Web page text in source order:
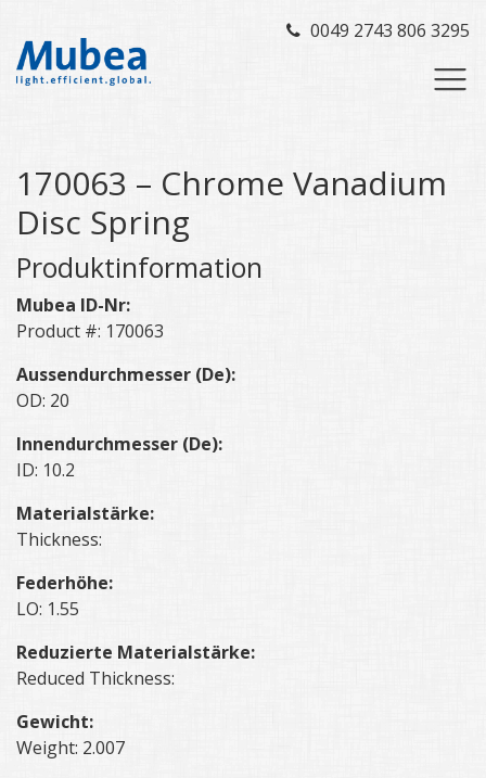
0049 2743 806 3295
170063 – Chrome Vanadium
Disc Spring
Produktinformation
Mubea ID-Nr:
Product #: 170063
Aussendurchmesser (De):
OD: 20
Innendurchmesser (De):
ID: 10.2
Materialstärke:
Thickness:
Federhöhe:
LO: 1.55
Reduzierte Materialstärke:
Reduced Thickness:
Gewicht:
Weight: 2.007